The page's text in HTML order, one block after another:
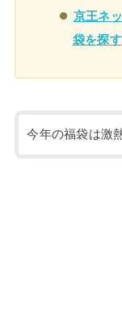
京王ネ
袋を探す
今年の福袋は激